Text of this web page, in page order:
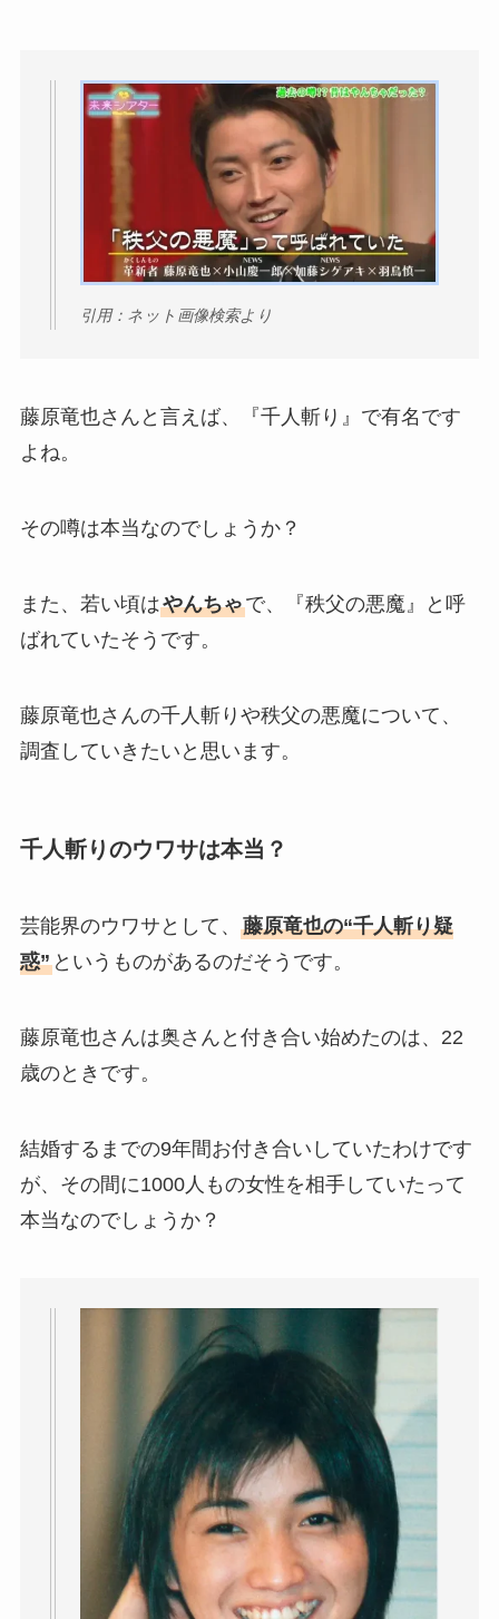
引用：ネット画像検索より
藤原竜也さんと言えば、『千人斬り』で有名です
よね。
その噂は本当なのでしょうか？
また、若い頃はやんちゃで、『秩父の悪魔』と呼
ばれていたそうです。
藤原竜也さんの千人斬りや秩父の悪魔について、
調査していきたいと思います。
千人斬りのウワサは本当？
芸能界のウワサとして、 藤原竜也の“千人斬り疑
惑”というものがあるのだそうです。
藤原竜也さんは奥さんと付き合い始めたのは、22
歳のときです。
結婚するまでの9年間お付き合いしていたわけです
が、その間に1000人もの女性を相手していたって
本当なのでしょうか？